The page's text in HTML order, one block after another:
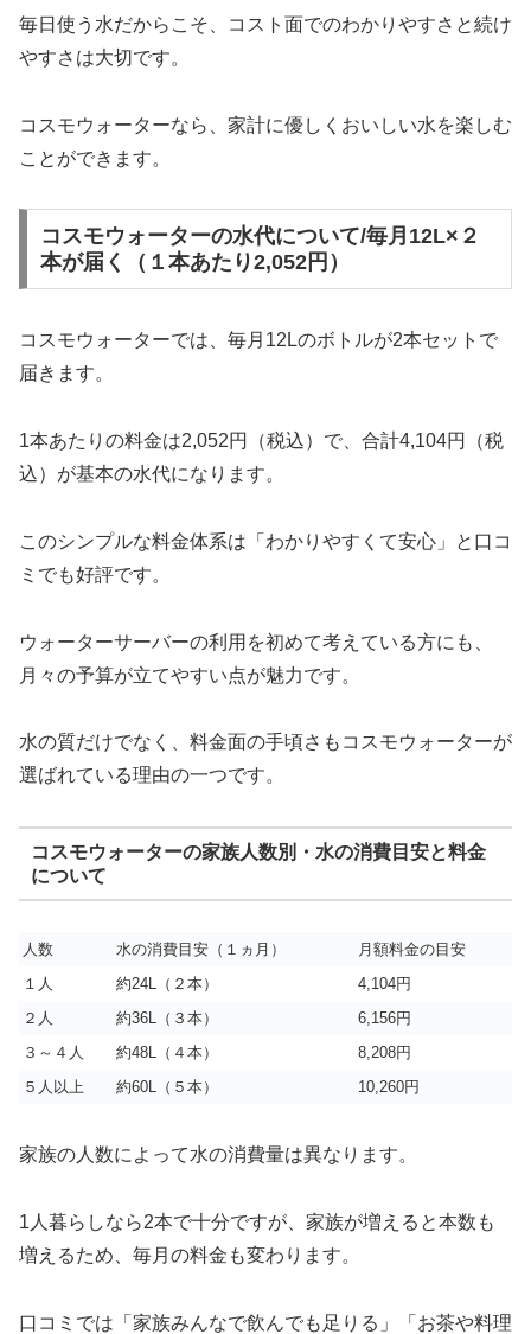
毎日使う水だからこそ、コスト面でのわかりやすさと続け
やすさは大切です。
コスモウォーターなら、家計に優しくおいしい水を楽しむ
ことができます。
コスモウォーターの水代について/毎月12L×２
本が届く（１本あたり2,052円）
コスモウォーターでは、毎月12Lのボトルが2本セットで
届きます。
1本あたりの料金は2,052円（税込）で、合計4,104円（税
込）が基本の水代になります。
このシンプルな料金体系は「わかりやすくて安心」と口コ
ミでも好評です。
ウォーターサーバーの利用を初めて考えている方にも、
月々の予算が立てやすい点が魅力です。
水の質だけでなく、料金面の手頃さもコスモウォーターが
選ばれている理由の一つです。
コスモウォーターの家族人数別・水の消費目安と料金
について
人数 水の消費目安（１ヵ月）
月額料金の目安
１人
約24L（２本）
4,104円
２人
約36L（３本）
6,156円
３～４人
約48L（４本）
8,208円
５人以上
約60L（５本） 10,260円
家族の人数によって水の消費量は異なります。
1人暮らしなら2本で十分ですが、家族が増えると本数も
増えるため、毎月の料金も変わります。
口コミでは「家族みんなで飲んでも足りる」「お茶や料理